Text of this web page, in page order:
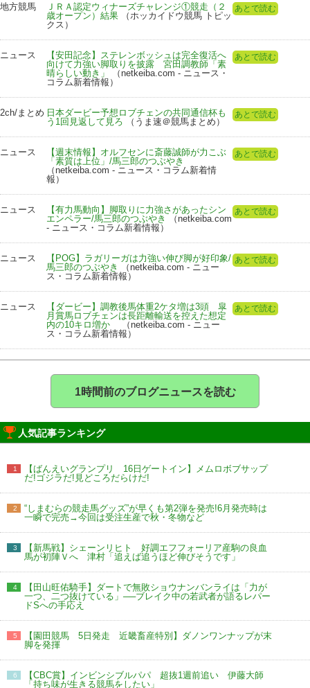
地方競馬
ＪＲＡ認定ウィナーズチャレンジ①競走（２
歳オープン）結果 （ホッカイドウ競馬 トピッ
クス）
あとで読む
ニュース
【安田記念】ステレンボッシュは完全復活へ
向けて力強い脚取りを披露 宮田調教師「素
晴らしい動き」
（netkeiba.com - ニュース・
コラム新着情報）
あとで読む
2ch/まとめ 日本ダービー予想ロブチェンの共同通信杯も
う1回見返して見ろ （うま速＠競馬まとめ）
あとで読む
ニュース
【週末情報】オルフセンに斎藤誠師が力こぶ
「素質は上位」/馬三郎のつぶやき
（netkeiba.com - ニュース・コラム新着情
報）
あとで読む
ニュース
【有力馬動向】脚取りに力強さがあったシン
エンペラー/馬三郎のつぶやき
（netkeiba.com
- ニュース・コラム新着情報）
あとで読む
ニュース
【POG】ラガリーガは力強い伸び脚が好印象/
馬三郎のつぶやき
（netkeiba.com - ニュー
ス・コラム新着情報）
あとで読む
ニュース
【ダービー】調教後馬体重2ケタ増は3頭 皐
月賞馬ロブチェンは長距離輸送を控えた想定
内の10キロ増か
（netkeiba.com - ニュー
ス・コラム新着情報）
あとで読む
1時間前のブログニュースを読む
人気記事ランキング
1
【ばんえいグランプリ 16日ゲートイン】メムロボブサップ
だ!ゴジラだ!見どころだらけだ!
2
“しまむらの競走馬グッズ”が早くも第2弾を発売!6月発売時は
一瞬で完売→今回は受注生産で秋・冬物など
3
【新馬戦】シェーンリヒト 好調エフフォーリア産駒の良血
馬が初陣Ｖへ 津村「追えば追うほど伸びそうです」
4
【田山旺佑騎手】ダートで無敗ショウナンバンライは「力が
一つ、二つ抜けている」──ブレイク中の若武者が語るレパー
ドSへの手応え
5
【園田競馬 5日発走 近畿畜産特別】ダノンワンナップが末
脚を発揮
6
【CBC賞】インビンシブルパパ 超抜1週前追い 伊藤大師
「持ち味が生きる競馬をしたい」